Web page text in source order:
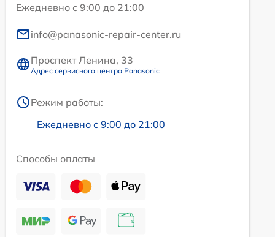
Ежедневно с 9:00 до 21:00
info@panasonic-repair-center.ru
Проспект Ленина, 33
Адрес сервисного центра Panasonic
Режим работы:
Ежедневно с 9:00 до 21:00
Способы оплаты